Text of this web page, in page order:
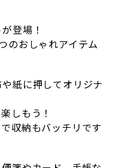
登場！
のおしゃれアイテム
紙に押してオリジナ
しもう！
収納もバッチリです